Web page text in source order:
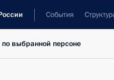
События
выбранной персоне